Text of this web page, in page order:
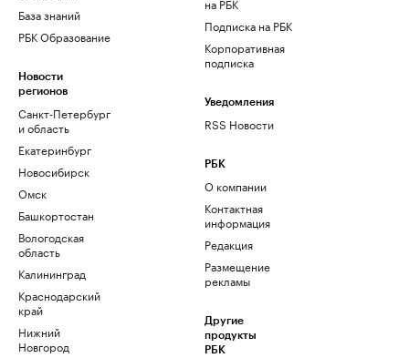
База знаний
РБК Образование
Новости
регионов
Санкт-Петербург
и область
Екатеринбург
Новосибирск
Омск
Башкортостан
Вологодская
область
Калининград
Краснодарский
край
Нижний
Новгород
Подписка на РБК
Корпоративная
подписка
Уведомления
RSS Новости
РБК
О компании
Контактная
информация
Редакция
Размещение
рекламы
Другие
продукты
РБК